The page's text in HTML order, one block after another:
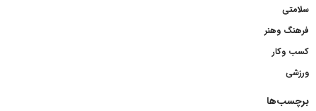
سلامتی
فرهنگ وهنر
کسب وکار
ورزشی
برچسب‌ها